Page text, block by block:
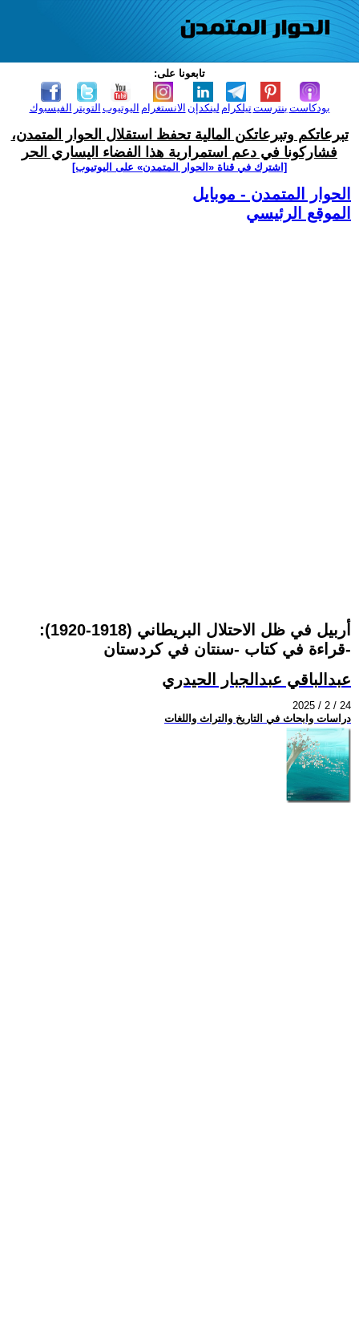
تابعونا على:
الفيسبوك التويتر اليوتيوب الانستغرام لينكدإن تيلكرامبنترست بودكاست
تبرعاتكم وتبرعاتكن المالية تحفظ استقلال الحوار المتمدن،
فشاركونا في دعم استمرارية هذا الفضاء اليساري الحر
[اشترك في قناة ‫«الحوار المتمدن» على اليوتيوب]
الحوار المتمدن - موبايل
الموقع الرئيسي
أربيل في ظل الاحتلال البريطاني (1918-1920):
قراءة في كتاب -سنتان في كردستان-
عبدالباقي عبدالجبار الحيدري
2025 / 2 / 24
دراسات وابحاث في التاريخ والتراث واللغات